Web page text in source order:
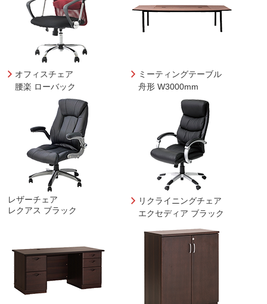
オフィスチェア
腰楽 ローバック
ミーティングテーブル
舟形 W3000mm
レザーチェア
レクアス ブラック
リクライニングチェア
エクセディア ブラック